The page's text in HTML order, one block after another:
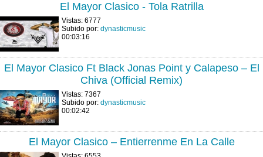
El Mayor Clasico - Tola Ratrilla
Vistas: 6777
Subido por: dynasticmusic
00:03:16
El Mayor Clasico Ft Black Jonas Point y Calapeso – El
Chiva (Official Remix)
Vistas: 7367
Subido por: dynasticmusic
00:02:42
El Mayor Clasico – Entierrenme En La Calle